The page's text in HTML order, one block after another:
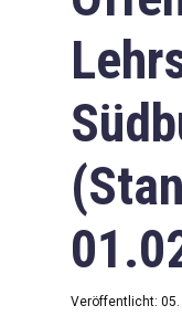
Veröffentlicht: 05.